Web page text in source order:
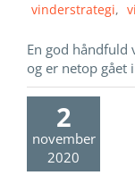
vinderstrategi,
En god håndfuld
og er netop gået
2
november
2020